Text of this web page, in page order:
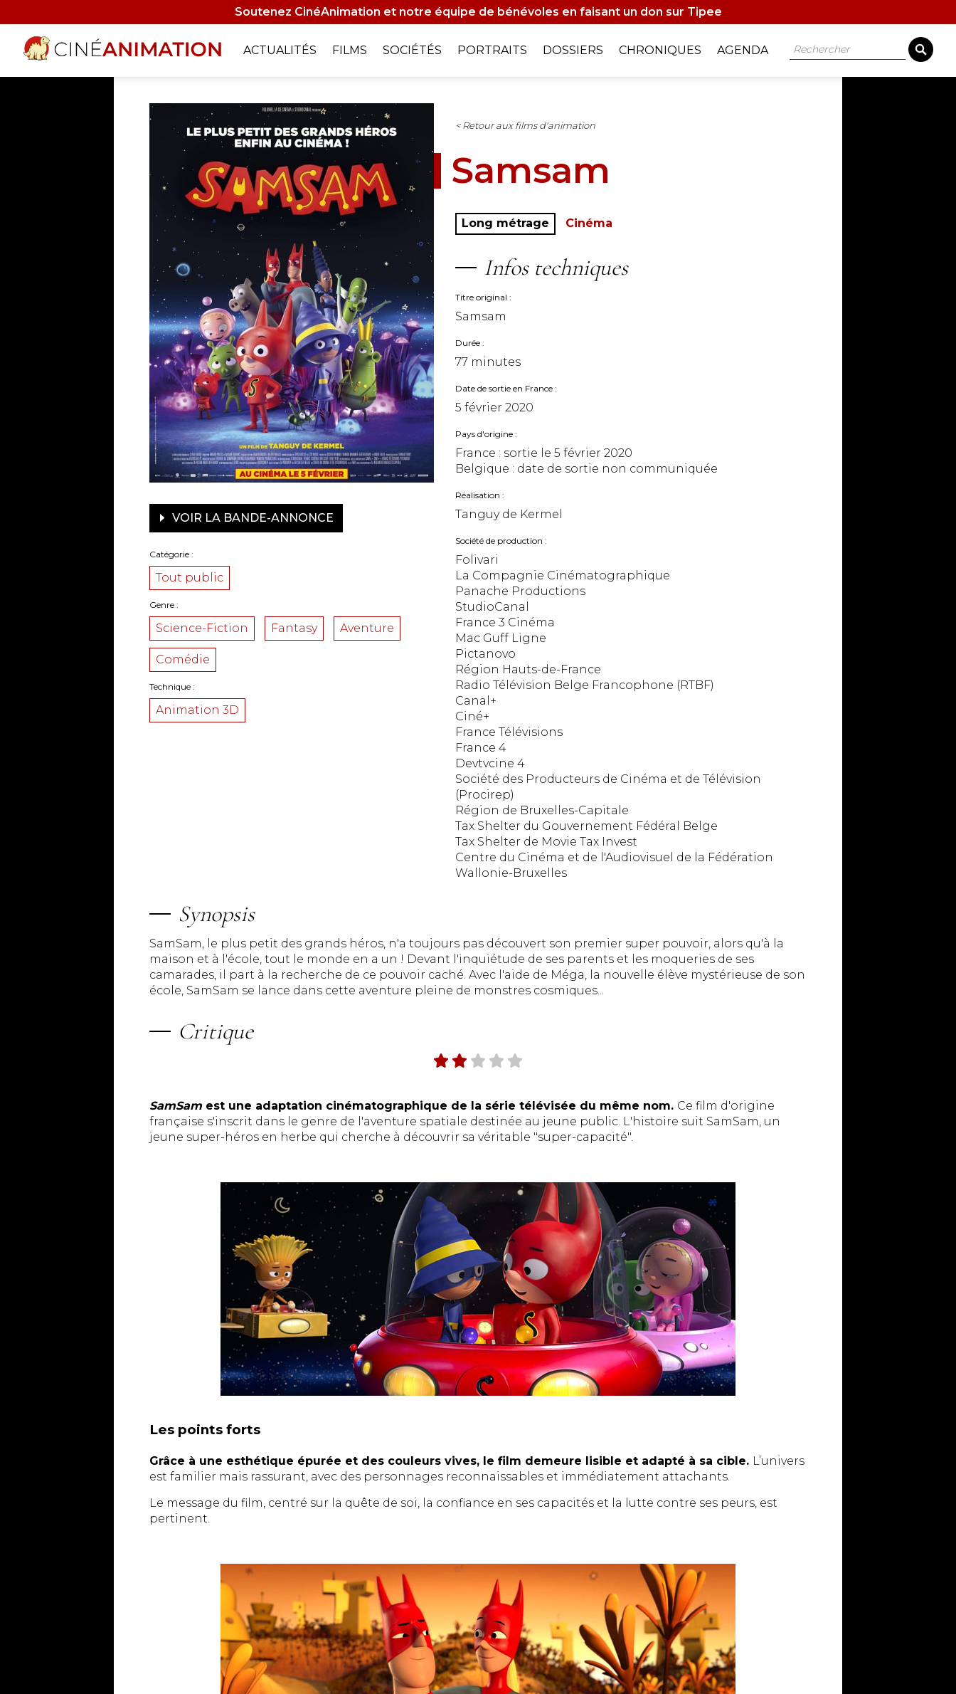
au
contenu
principal
Soutenez CinéAnimation et notre équipe de bénévoles en faisant un don sur Tipee
Navigation
ACTUALITÉS FILMS SOCIÉTÉS PORTRAITS DOSSIERS CHRONIQUES AGENDA Rechercher
VOIR LA BANDE-ANNONCE
Catégorie
Tout public
Genre
Science-Fiction Fantasy Aventure
Comédie
Technique
Animation 3D
< Retour aux films d'animation
Samsam
Long métrage Cinéma
Infos techniques
Titre original
Samsam
Durée
77 minutes
Date de sortie en France
5 février 2020
Pays d'origine
France : sortie le 5 février 2020
Belgique : date de sortie non communiquée
Réalisation
Tanguy de Kermel
Société de production
Folivari
La Compagnie Cinématographique
Panache Productions
StudioCanal
France 3 Cinéma
Mac Guff Ligne
Pictanovo
Région Hauts-de-France
Radio Télévision Belge Francophone (RTBF)
Canal+
Ciné+
France Télévisions
France 4
Devtvcine 4
Société des Producteurs de Cinéma et de Télévision
(Procirep)
Région de Bruxelles-Capitale
Tax Shelter du Gouvernement Fédéral Belge
Tax Shelter de Movie Tax Invest
Centre du Cinéma et de l'Audiovisuel de la Fédération
Wallonie-Bruxelles
Synopsis
SamSam, le plus petit des grands héros, n'a toujours pas découvert son premier super pouvoir, alors qu'à la
maison et à l'école, tout le monde en a un ! Devant l'inquiétude de ses parents et les moqueries de ses
camarades, il part à la recherche de ce pouvoir caché. Avec l'aide de Méga, la nouvelle élève mystérieuse de son
école, SamSam se lance dans cette aventure pleine de monstres cosmiques...
Critique
SamSam est une adaptation cinématographique de la série télévisée du même nom. Ce film d'origine
française s'inscrit dans le genre de l'aventure spatiale destinée au jeune public. L'histoire suit SamSam, un
jeune super-héros en herbe qui cherche à découvrir sa véritable "super-capacité".
Les points forts
Grâce à une esthétique épurée et des couleurs vives, le film demeure lisible et adapté à sa cible. L’univers
est familier mais rassurant, avec des personnages reconnaissables et immédiatement attachants.
Le message du film, centré sur la quête de soi, la confiance en ses capacités et la lutte contre ses peurs, est
pertinent.